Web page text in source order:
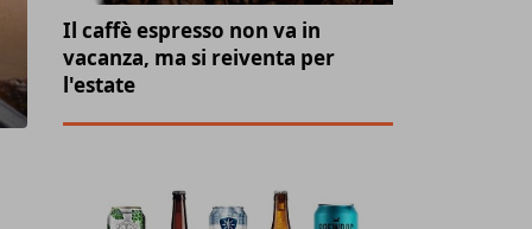
Il caffè espresso non va in
vacanza, ma si reiventa per
l'estate